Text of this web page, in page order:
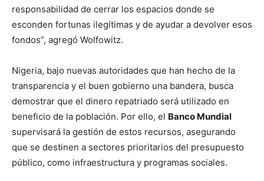
responsabilidad de cerrar los espacios donde se
esconden fortunas ilegítimas y de ayudar a devolver esos
fondos”, agregó Wolfowitz.
Nigeria, bajo nuevas autoridades que han hecho de la
transparencia y el buen gobierno una bandera, busca
demostrar que el dinero repatriado será utilizado en
beneficio de la población. Por ello, el Banco Mundial
supervisará la gestión de estos recursos, asegurando
que se destinen a sectores prioritarios del presupuesto
público, como infraestructura y programas sociales.